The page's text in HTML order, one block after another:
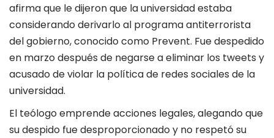
afirma que le dijeron que la universidad estaba
considerando derivarlo al programa antiterrorista
del gobierno, conocido como Prevent. Fue despedido
en marzo después de negarse a eliminar los tweets y
acusado de violar la política de redes sociales de la
universidad.
El teólogo emprende acciones legales, alegando que
su despido fue desproporcionado y no respetó su